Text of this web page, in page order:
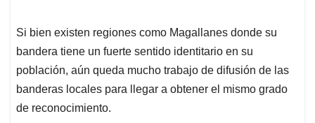
Si bien existen regiones como Magallanes donde su
bandera tiene un fuerte sentido identitario en su
población, aún queda mucho trabajo de difusión de las
banderas locales para llegar a obtener el mismo grado
de reconocimiento.